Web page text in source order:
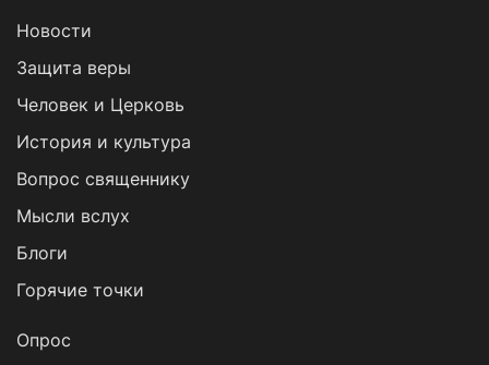
Новости
Защита веры
Человек и Церковь
История и культура
Вопрос священнику
Мысли вслух
Блоги
Горячие точки
Опрос